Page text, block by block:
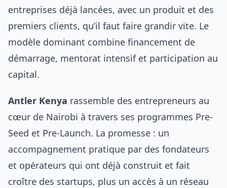
entreprises déjà lancées, avec un produit et des
premiers clients, qu’il faut faire grandir vite. Le
modèle dominant combine financement de
démarrage, mentorat intensif et participation au
capital.
Antler Kenya rassemble des entrepreneurs au
cœur de Nairobi à travers ses programmes Pre-
Seed et Pre-Launch. La promesse : un
accompagnement pratique par des fondateurs
et opérateurs qui ont déjà construit et fait
croître des startups, plus un accès à un réseau